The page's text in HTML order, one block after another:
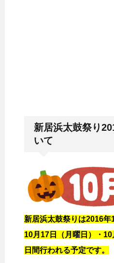
新居浜太鼓祭り
いて
新居浜太鼓祭りは2016年
10月17日（月曜日）・
日間行われる予定です。